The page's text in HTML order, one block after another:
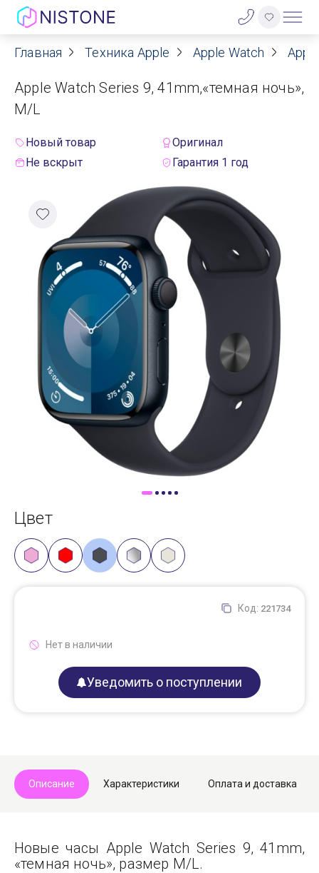
Акции
О нас
Договор оферты
Реквизиты
Контакты
Гарантия
Оплата
Доставка
Самовывоз
Trade-In
Главная Техника Apple Apple Watch
Apple Watch Series 9, 41mm,«темная ночь»,
M/L
Новый товар
Оригинал
Не вскрыт
Гарантия 1 год
Цвет
Код: 221734
Нет в наличии
Уведомить о поступлении
Описание Характеристики Оплата и доставка
Новые часы Apple Watch Series 9, 41mm,
«темная ночь», размер M/L.